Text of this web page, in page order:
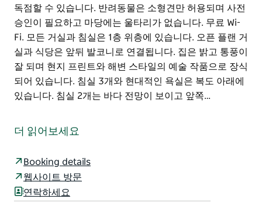
독점할 수 있습니다. 반려동물은 소형견만 허용되며 사전
승인이 필요하고 마당에는 울타리가 없습니다. 무료 Wi-
Fi. 모든 거실과 침실은 1층 위층에 있습니다. 오픈 플랜 거
실과 식당은 앞뒤 발코니로 연결됩니다. 집은 밝고 통풍이
잘 되며 현지 프린트와 해변 스타일의 예술 작품으로 장식
되어 있습니다. 침실 3개와 현대적인 욕실은 복도 아래에
있습니다. 침실 2개는 바다 전망이 보이고 앞쪽…
상적인 가족 주택으로 아이들과 반려동물이 자유롭게 뛰
서핑 수영 낚시 하이킹 고래 관찰 도보 또는 차로 3분 거
리에 있습니다. 위층에는 세탁실과 차고가 손님이 이용할
수 있고 아래층은 주인이 보관 공간으로 사용합니다. 집을
더 읽어보세요
Booking details
웹사이트 방문
연락하세요